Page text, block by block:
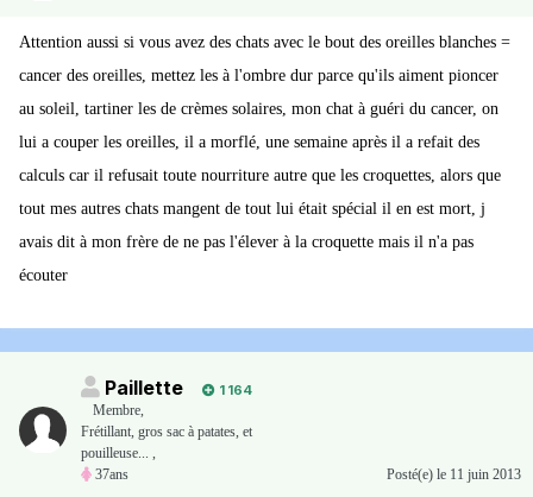
Attention aussi si vous avez des chats avec le bout des oreilles blanches =
cancer des oreilles, mettez les à l'ombre dur parce qu'ils aiment pioncer
au soleil, tartiner les de crèmes solaires, mon chat à guéri du cancer, on
lui a couper les oreilles, il a morflé, une semaine après il a refait des
calculs car il refusait toute nourriture autre que les croquettes, alors que
tout mes autres chats mangent de tout lui était spécial il en est mort, j
avais dit à mon frère de ne pas l'élever à la croquette mais il n'a pas
écouter
Paillette
1 164
Membre,
Frétillant, gros sac à patates, et
pouilleuse... ,
37ans
Posté(e) le 11 juin 2013